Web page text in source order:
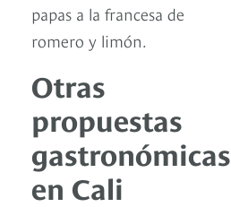
papas a la francesa de
romero y limón.
Otras
propuestas
gastronómicas
en Cali